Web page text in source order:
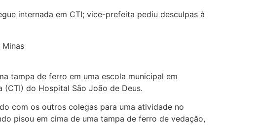
internada em CTI; vice-prefeita pediu desculpas à
tampa de ferro em uma escola municipal em
(CTI) do Hospital São João de Deus.
com os outros colegas para uma atividade no
pisou em cima de uma tampa de ferro de vedação,